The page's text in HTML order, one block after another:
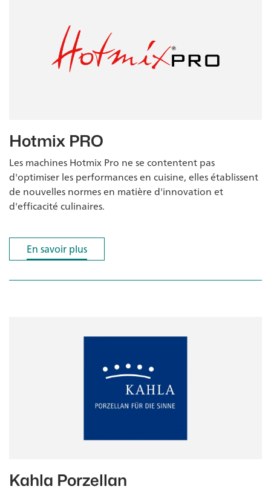
Hotmix PRO
Les machines Hotmix Pro ne se contentent pas
d'optimiser les performances en cuisine, elles établissent
de nouvelles normes en matière d'innovation et
d'efficacité culinaires.
En savoir plus
En savoir plus
Kahla Porzellan